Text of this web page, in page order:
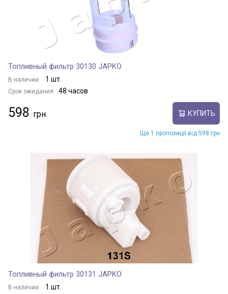
Топливный фильтр 30130 JAPKO
В наличии: 1 шт.
Срок ожидания: 48 часов
598 КУПИТЬ
Ще 1 пропозиції від 598 грн
Топливный фильтр 30131 JAPKO
В наличии: 1 шт.